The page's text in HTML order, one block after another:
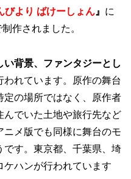
びより ばけーしょん 』 に
作されました。
い背景、ファンタジーとし
われています。原作の舞台
の場所ではなく、原作者
でいた土地や旅行先など
メ版でも同様に舞台のモ
です。東京都、千葉県、埼
ケハンが行われています